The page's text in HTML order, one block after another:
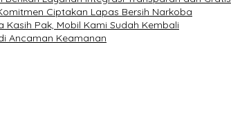
Ciptakan Lapas Bersih Narkoba
Pak, Mobil Kami Sudah Kembali
Ancaman Keamanan